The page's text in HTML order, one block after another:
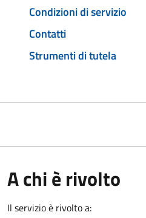
Condizioni di servizio
Contatti
Strumenti di tutela
A chi è rivolto
Il servizio è rivolto a: